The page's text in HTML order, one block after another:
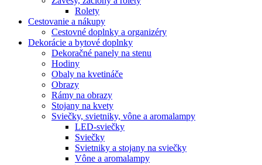
Rolety
Cestovanie a nákupy
Cestovné doplnky a organizéry
Dekorácie a bytové doplnky
Dekoračné panely na stenu
Hodiny
Obaly na kvetináče
Obrazy
Rámy na obrazy
Stojany na kvety
Sviečky, svietniky, vône a aromalampy
LED-sviečky
Sviečky
Svietniky a stojany na sviečky
Vône a aromalampy